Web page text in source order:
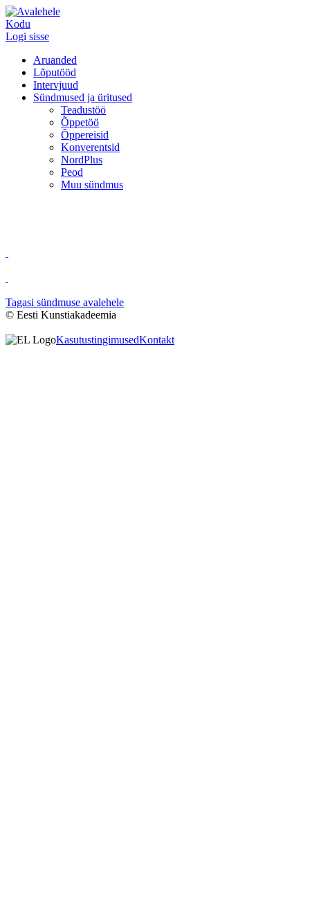
Kodu
Logi sisse
Aruanded
Lõputööd
Intervjuud
Sündmused ja üritused
Teadustöö
Õppetöö
Õppereisid
Konverentsid
NordPlus
Peod
Muu sündmus
Tagasi sündmuse avalehele
© Eesti Kunstiakadeemia
KasutustingimusedKontakt